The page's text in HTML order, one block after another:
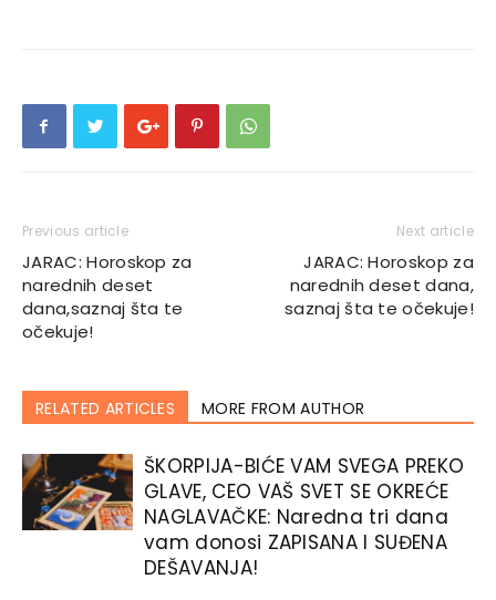
Previous article
JARAC: Horoskop za
narednih deset
dana,saznaj šta te
očekuje!
Next article
JARAC: Horoskop za
narednih deset dana,
saznaj šta te očekuje!
RELATED ARTICLES MORE FROM AUTHOR
ŠKORPIJA-BIĆE VAM SVEGA PREKO
GLAVE, CEO VAŠ SVET SE OKREĆE
NAGLAVAČKE: Naredna tri dana
vam donosi ZAPISANA I SUĐENA
DEŠAVANJA!